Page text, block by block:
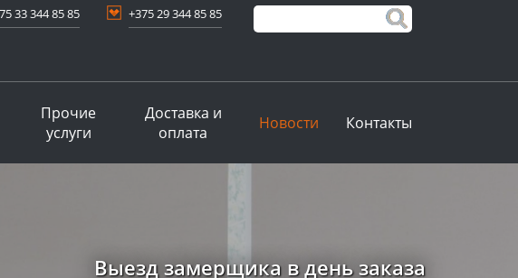
33 344 85 85 +375 29 344 85 85
Прочие
услуги
Доставка и
оплата
Новости Контакты
Выезд замерщика в день заказа